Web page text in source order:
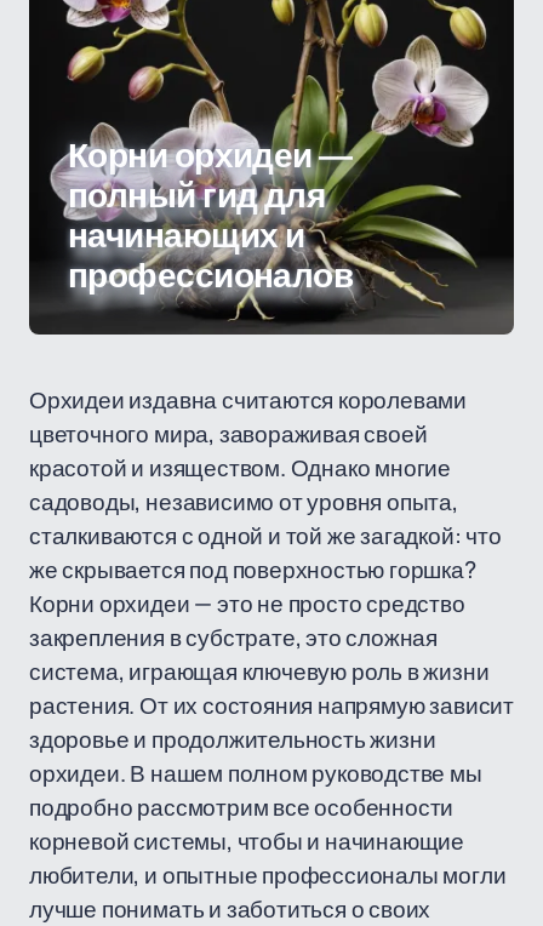
Корни орхидеи —
полный гид для
начинающих и
профессионалов
Орхидеи издавна считаются королевами
цветочного мира, завораживая своей
красотой и изяществом. Однако многие
садоводы, независимо от уровня опыта,
сталкиваются с одной и той же загадкой: что
же скрывается под поверхностью горшка?
Корни орхидеи — это не просто средство
закрепления в субстрате, это сложная
система, играющая ключевую роль в жизни
растения. От их состояния напрямую зависит
здоровье и продолжительность жизни
орхидеи. В нашем полном руководстве мы
подробно рассмотрим все особенности
корневой системы, чтобы и начинающие
любители, и опытные профессионалы могли
лучше понимать и заботиться о своих